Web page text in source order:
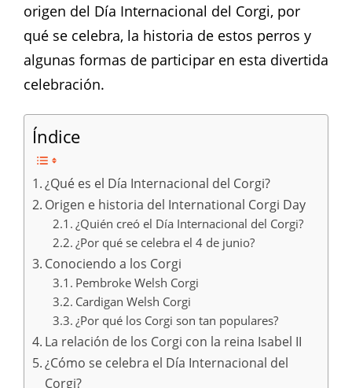
origen del Día Internacional del Corgi, por
qué se celebra, la historia de estos perros y
algunas formas de participar en esta divertida
celebración.
Índice
¿Qué es el Día Internacional del Corgi?
Origen e historia del International Corgi Day
¿Quién creó el Día Internacional del Corgi?
¿Por qué se celebra el 4 de junio?
Conociendo a los Corgi
Pembroke Welsh Corgi
Cardigan Welsh Corgi
¿Por qué los Corgi son tan populares?
La relación de los Corgi con la reina Isabel II
¿Cómo se celebra el Día Internacional del
Corgi?